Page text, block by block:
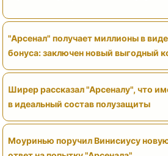
"Арсенал" получает миллионы в
бонуса: заключен новый выгодный
Ширер рассказал "Арсеналу", что
в идеальный состав полузащиты
Моуринью поручил Винисиусу